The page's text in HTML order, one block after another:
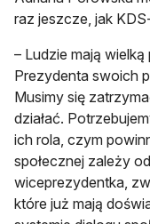
raz jeszcze, jak
– Ludzie mają
Prezydenta swoich
Musimy się
działać.
ich rola, czym
społecznej zależy
wiceprezydentka,
które już mają